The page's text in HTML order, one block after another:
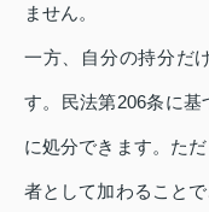
ません。
一方、自分の持分だ
す。民法第206条に
に処分できます。た
者として加わること